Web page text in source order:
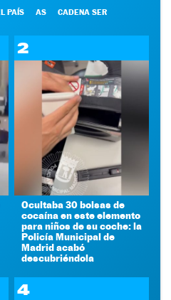
PAÍS AS CADENA SER
2
Ocultaba 30 bolsas de
cocaína en este elemento
para niños de su coche: la
Policía Municipal de
Madrid acabó
descubriéndola
4